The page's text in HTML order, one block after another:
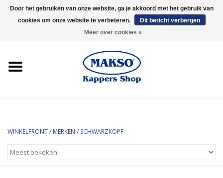
0 Artikelen - €0,00
Kaaral
WINKELFRONT/ MERKEN / SCHWARZKOPF
Door het gebruiken van onze website, ga je akkoord met het gebruik van
cookies om onze website te verbeteren.
Dit bericht verbergen
Meer over cookies »